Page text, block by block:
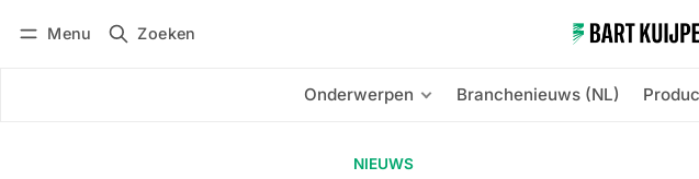
Menu Zoeken
Onderwerpen Branchenieuws (NL)
NIEUWS